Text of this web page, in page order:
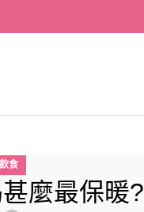
食
麼最保暖?